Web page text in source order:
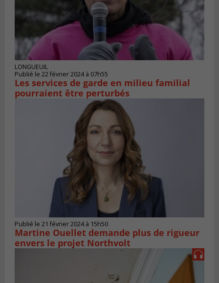
LONGUEUIL
Publié le 22 février 2024 à 07h55
Les services de garde en milieu familial
pourraient être perturbés
Publié le 21 février 2024 à 15h50
Martine Ouellet demande plus de rigueur
envers le projet Northvolt